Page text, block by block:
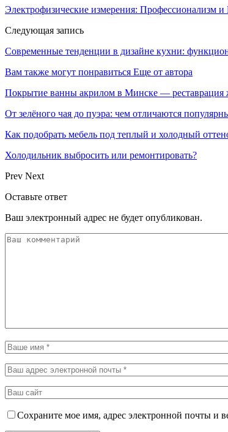
Электрофизические измерения: Профессионализм
Следующая запись
Современные тенденции в дизайне кухни:
Вам также могут понравиться Еще от автора
Покрытие ванны акрилом в Минске — реставрация
От зелёного чая до пуэра: чем отличаются
Как подобрать мебель под теплый и холодный
Холодильник выбросить или ремонтировать?
Prev Next
Оставьте ответ
Ваш электронный адрес не будет опубликован.
Сохраните мое имя, адрес электронной почты и